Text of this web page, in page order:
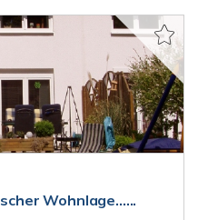
Wohnlage......